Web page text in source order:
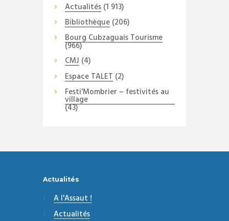
Actualités(1 913)
Bibliothèque(206)
Bourg Cubzaguais Tourisme
(966)
CMJ (4)
Espace TALET (2)
Festi'Mombrier – festivités au
village
(43)
Actualités
A l'Assaut !
Actualités